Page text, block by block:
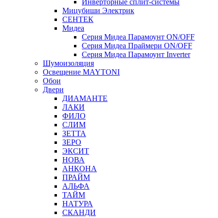
Инверторные сплит-системы
Мицубиши Электрик
СЕНТЕК
Мидеа
Серия Мидеа Парамоунт ON/OFF
Серия Мидеа Праймери ON/OFF
Серия Мидеа Парамоунт Inverter
Шумоизоляция
Освещение MAYTONI
Обои
Двери
ДИАМАНТЕ
ЛАКИ
ФИЛО
СЛИМ
ЗЕТТА
ЗЕРО
ЭКСИТ
НОВА
АНКОНА
ПРАЙМ
АЛЬФА
ТАЙМ
НАТУРА
СКАНДИ